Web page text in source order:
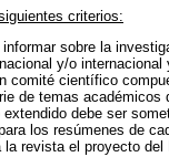
criterios:
sobre la
y/o
comité científico
de temas académicos
debe ser
los resúmenes de
revista el proyecto